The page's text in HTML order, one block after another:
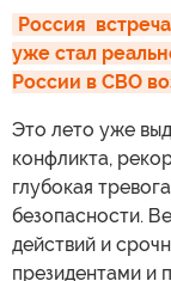
Россия
уже стал
России в СВО
Это лето уже
конфликта,
глубокая
безопасности.
действий и
президентами и